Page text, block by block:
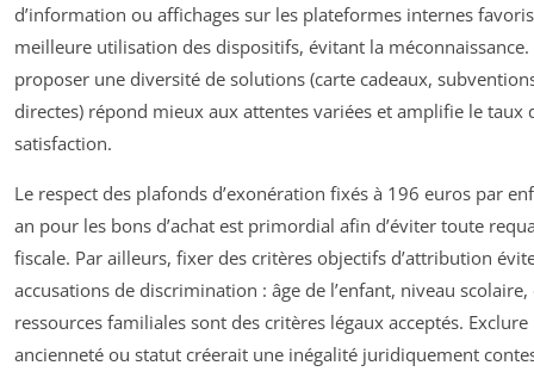
d’information ou affichages sur les plateformes internes
meilleure utilisation des dispositifs, évitant la méconnaissance.
proposer une diversité de solutions (carte cadeaux,
directes) répond mieux aux attentes variées et amplifie le taux
satisfaction.
Le respect des plafonds d’exonération fixés à 196 euros par
an pour les bons d’achat est primordial afin d’éviter toute
fiscale. Par ailleurs, fixer des critères objectifs d’attribution
accusations de discrimination : âge de l’enfant, niveau scolaire,
ressources familiales sont des critères légaux acceptés. Exclure
ancienneté ou statut créerait une inégalité juridiquement